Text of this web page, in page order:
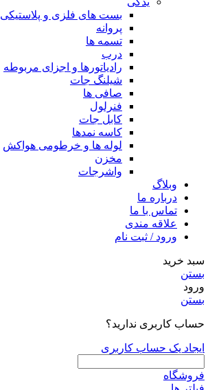
بست های فلزی و پلاستیکی
پروانه
تسمه ها
درب
رادیاتورها و اجزای مربوطه
شیلنگ جات
صافی ها
فنرلول
کابل جات
کاسه نمدها
لوله ها و خرطومی هواکش
مخزن
واشرجات
وبلاگ
درباره ما
تماس با ما
علاقه مندی
ورود / ثبت نام
سبد خرید
بستن
ورود
بستن
حساب کاربری ندارید؟
ایجاد یک حساب کاربری
فروشگاه